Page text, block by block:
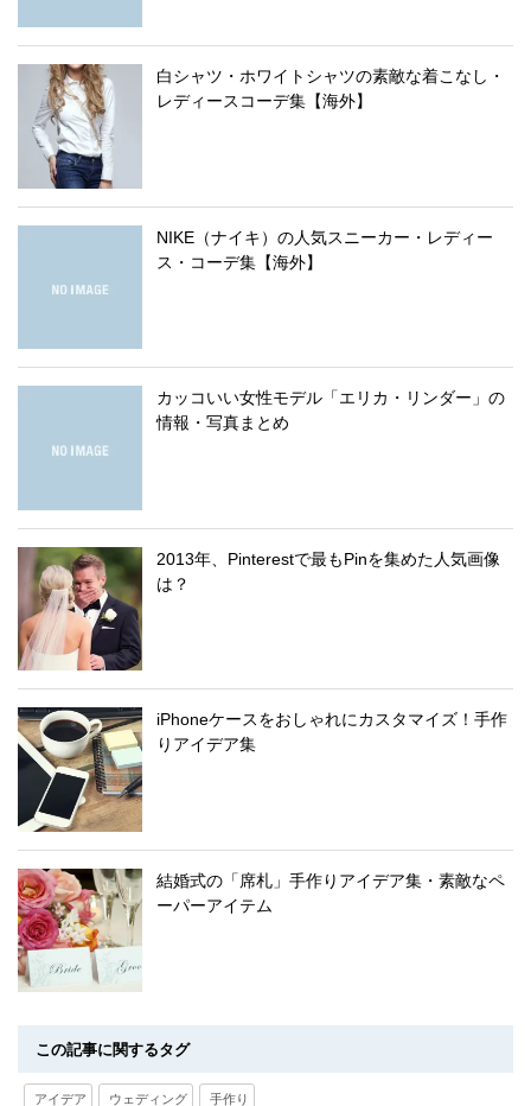
白シャツ・ホワイトシャツの素敵な着こなし・
レディースコーデ集【海外】
NIKE（ナイキ）の人気スニーカー・レディー
ス・コーデ集【海外】
カッコいい女性モデル「エリカ・リンダー」の
情報・写真まとめ
2013年、Pinterestで最もPinを集めた人気画像
は？
iPhoneケースをおしゃれにカスタマイズ！手作
りアイデア集
結婚式の「席札」手作りアイデア集・素敵なペ
ーパーアイテム
この記事に関するタグ
アイデア ウェディング 手作り